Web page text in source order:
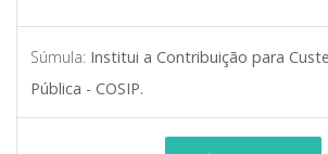
Súmula: Institui a Contribuição para
Pública - COSIP.